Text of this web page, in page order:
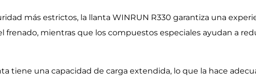
más estrictos, la llanta WINRUN R330 garantiza una
frenado, mientras que los compuestos especiales ayudan a
tiene una capacidad de carga extendida, lo que la hace